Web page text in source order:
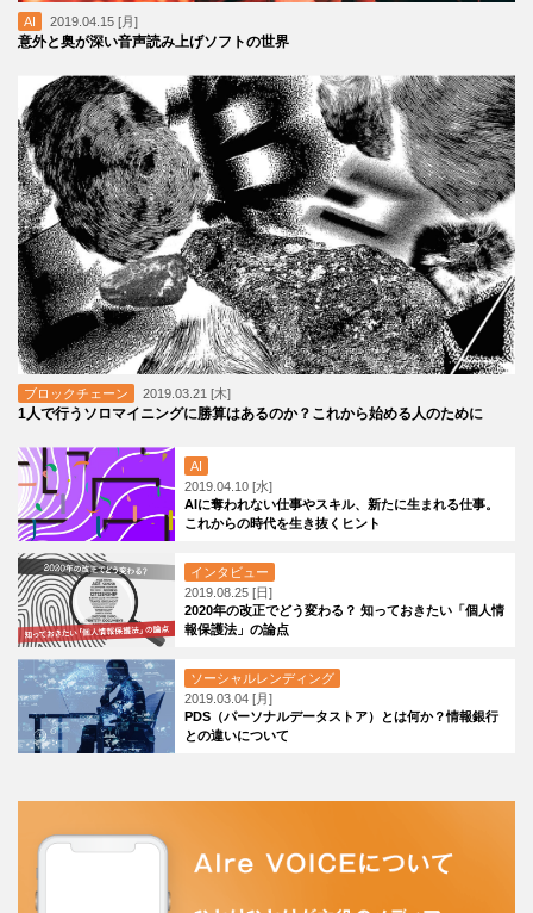
AI 2019.04.15 [月]
意外と奥が深い音声読み上げソフトの世界
ブロックチェーン 2019.03.21 [木]
1人で行うソロマイニングに勝算はあるのか？これから始める人のために
AI
2019.04.10 [水]
AIに奪われない仕事やスキル、新たに生まれる仕事。
これからの時代を生き抜くヒント
インタビュー
2019.08.25 [日]
2020年の改正でどう変わる？ 知っておきたい「個人情
報保護法」の論点
ソーシャルレンディング
2019.03.04 [月]
PDS（パーソナルデータストア）とは何か？情報銀行
との違いについて